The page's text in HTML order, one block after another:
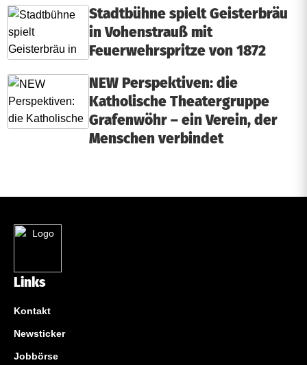
Stadtbühne spielt Geisterbräu
in Vohenstrauß mit
Feuerwehrspritze von 1872
NEW Perspektiven: die
Katholische Theatergruppe
Grafenwöhr – ein Verein, der
Menschen verbindet
Links
Kontakt
Newsticker
Jobbörse